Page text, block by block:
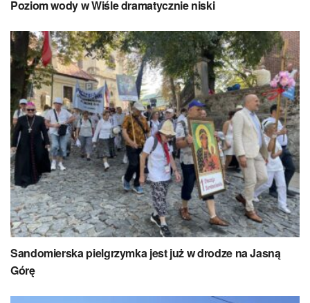
Poziom wody w Wiśle dramatycznie niski
Sandomierska pielgrzymka jest już w drodze na Jasną
Górę